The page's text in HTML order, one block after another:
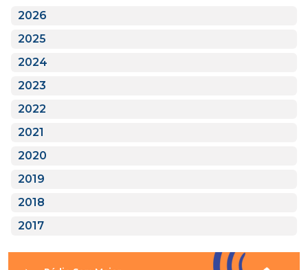
2026
2025
2024
2023
2022
2021
2020
2019
2018
2017